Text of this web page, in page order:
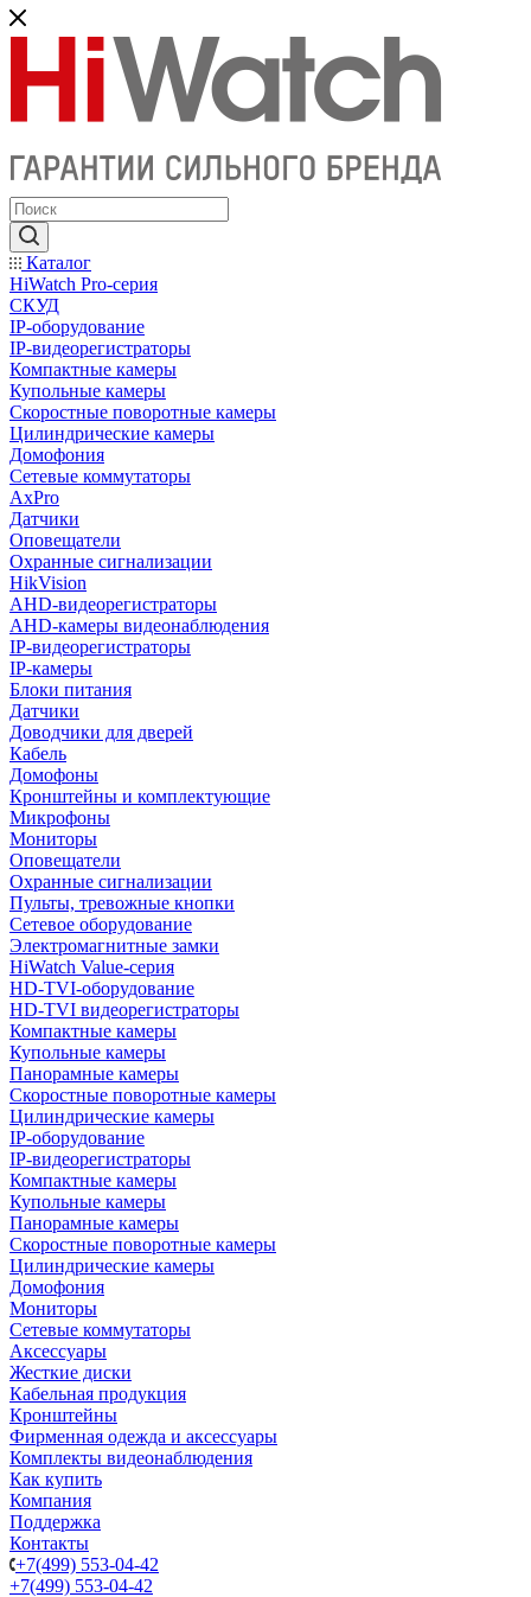
Каталог
HiWatch Pro-серия
CКУД
IP-оборудование
IP-видеорегистраторы
Компактные камеры
Купольные камеры
Скоростные поворотные камеры
Цилиндрические камеры
Домофония
Сетевые коммутаторы
AxPro
Датчики
Оповещатели
Охранные сигнализации
HikVision
AHD-видеорегистраторы
AHD-камеры видеонаблюдения
IP-видеорегистраторы
IP-камеры
Блоки питания
Датчики
Доводчики для дверей
Кабель
Домофоны
Кронштейны и комплектующие
Микрофоны
Мониторы
Оповещатели
Охранные сигнализации
Пульты, тревожные кнопки
Сетевое оборудование
Электромагнитные замки
HiWatch Value-серия
HD-TVI-оборудование
HD-TVI видеорегистраторы
Компактные камеры
Купольные камеры
Панорамные камеры
Скоростные поворотные камеры
Цилиндрические камеры
IP-оборудование
IP-видеорегистраторы
Компактные камеры
Купольные камеры
Панорамные камеры
Скоростные поворотные камеры
Цилиндрические камеры
Домофония
Мониторы
Сетевые коммутаторы
Аксессуары
Жесткие диски
Кабельная продукция
Кронштейны
Фирменная одежда и аксессуары
Комплекты видеонаблюдения
Как купить
Компания
Поддержка
Контакты
+7(499) 553-04-42
+7(499) 553-04-42